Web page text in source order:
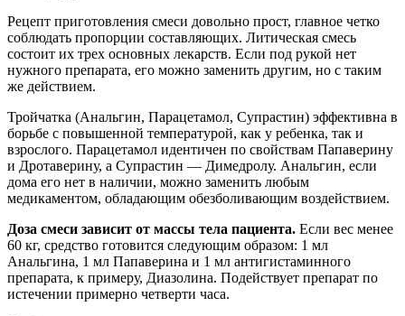
Рецепт приготовления смеси довольно прост, главное четко
соблюдать пропорции составляющих. Литическая смесь
состоит их трех основных лекарств. Если под рукой нет
нужного препарата, его можно заменить другим, но с таким
же действием.
Тройчатка (Анальгин, Парацетамол, Супрастин) эффективна в
борьбе с повышенной температурой, как у ребенка, так и
взрослого. Парацетамол идентичен по свойствам Папаверину
и Дротаверину, а Супрастин — Димедролу. Анальгин, если
дома его нет в наличии, можно заменить любым
медикаментом, обладающим обезболивающим воздействием.
Доза смеси зависит от массы тела пациента. Если вес менее
60 кг, средство готовится следующим образом: 1 мл
Анальгина, 1 мл Папаверина и 1 мл антигистаминного
препарата, к примеру, Диазолина. Подействует препарат по
истечении примерно четверти часа.